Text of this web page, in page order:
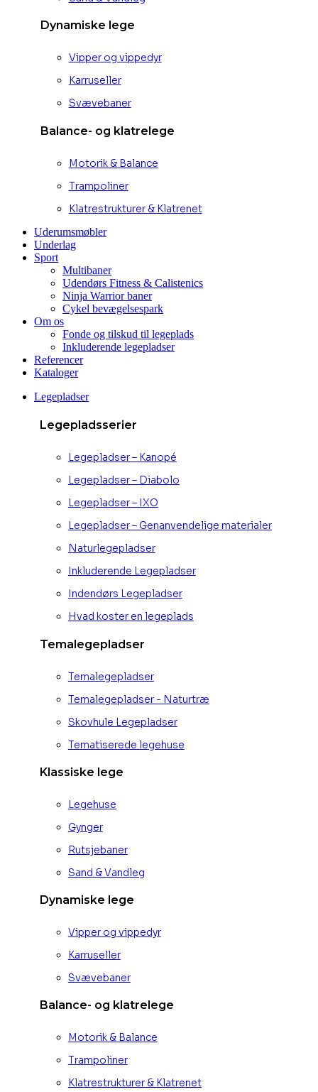
Dynamiske lege
Vipper og vippedyr
Karruseller
Svævebaner
Balance- og klatrelege
Motorik & Balance
Trampoliner
Klatrestrukturer & Klatrenet
Uderumsmøbler
Underlag
Sport
Multibaner
Udendørs Fitness & Calistenics
Ninja Warrior baner
Cykel bevægelsespark
Om os
Fonde og tilskud til legeplads
Inkluderende legepladser
Referencer
Kataloger
Legepladser
Legepladsserier
Legepladser – Kanopé
Legepladser – Diabolo
Legepladser – IXO
Legepladser – Genanvendelige materialer
Naturlegepladser
Inkluderende Legepladser
Indendørs Legepladser
Hvad koster en legeplads
Temalegepladser
Temalegepladser
Temalegepladser - Naturtræ
Skovhule Legepladser
Tematiserede legehuse
Klassiske lege
Legehuse
Gynger
Rutsjebaner
Sand & Vandleg
Dynamiske lege
Vipper og vippedyr
Karruseller
Svævebaner
Balance- og klatrelege
Motorik & Balance
Trampoliner
Klatrestrukturer & Klatrenet